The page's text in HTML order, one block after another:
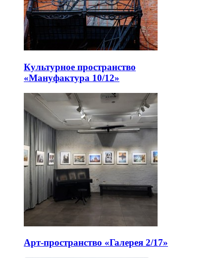
Культурное пространство
«Мануфактура 10/12»
Арт-пространство «Галерея 2/17»